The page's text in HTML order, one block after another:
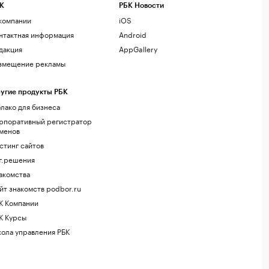
информация
рекламы
продукты РБК
для бизнеса
регистратор
сайтов
знакомств podbor.ru
Компании
Курсы
управления РБК
РБК Новости
iOS
Android
AppGallery